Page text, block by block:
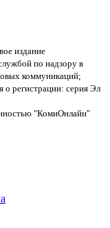
издание
по надзору в
коммуникаций;
о регистрации: серия Эл
"КомиОнлайн"